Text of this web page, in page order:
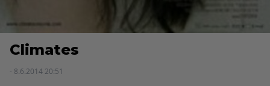
Climates
- 8.6.2014 20:51